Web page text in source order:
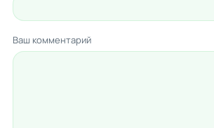
Ваш комментарий